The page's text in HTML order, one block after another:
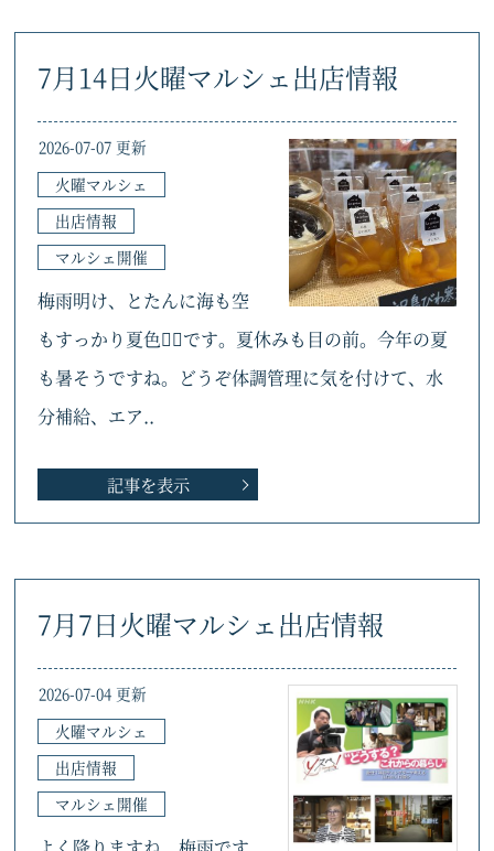
7月14日火曜マルシェ出店情報
2026-07-07 更新
火曜マルシェ
出店情報
マルシェ開催
梅雨明け、とたんに海も空
もすっかり夏色🏄🏻です。夏休みも目の前。今年の夏
も暑そうですね。どうぞ体調管理に気を付けて、水
分補給、エア..
記事を表示
7月7日火曜マルシェ出店情報
2026-07-04 更新
火曜マルシェ
出店情報
マルシェ開催